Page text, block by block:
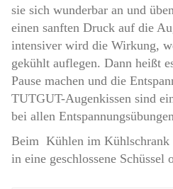
sie sich wunderbar an und
einen sanften Druck auf die
intensiver wird die Wirkung,
gekühlt auflegen. Dann heißt
Pause machen und die
TUTGUT-Augenkissen sind
bei allen
Beim Kühlen im Kühlschrank
in eine geschlossene Schüssel